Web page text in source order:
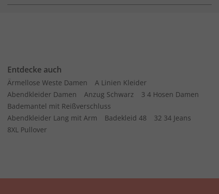
Entdecke auch
Ärmellose Weste Damen
A Linien Kleider
Abendkleider Damen
Anzug Schwarz
3 4 Hosen Damen
Bademantel mit Reißverschluss
Abendkleider Lang mit Arm
Badekleid 48
32 34 Jeans
8XL Pullover